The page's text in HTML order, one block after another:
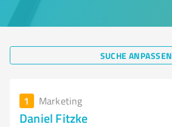
SUCHE ANPASSEN
1 Marketing
Daniel Fitzke